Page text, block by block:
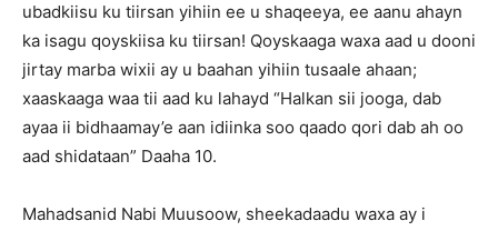
ubadkiisu ku tiirsan yihiin ee u shaqeeya, ee aanu ahayn
ka isagu qoyskiisa ku tiirsan! Qoyskaaga waxa aad u dooni
jirtay marba wixii ay u baahan yihiin tusaale ahaan;
xaaskaaga waa tii aad ku lahayd “Halkan sii jooga, dab
ayaa ii bidhaamay’e aan idiinka soo qaado qori dab ah oo
aad shidataan” Daaha 10.
Mahadsanid Nabi Muusoow, sheekadaadu waxa ay i